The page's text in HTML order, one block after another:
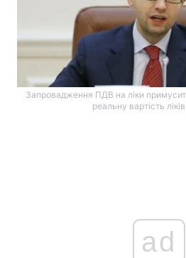
Запровадження ПДВ на ліки
реальну вартість
ad